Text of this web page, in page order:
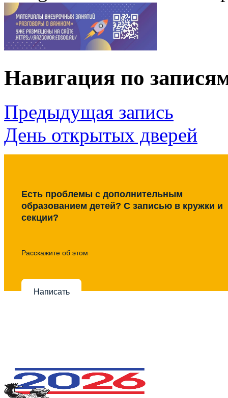
Навигация по
Предыдущая запись
День открытых дверей
Есть проблемы с дополнительным
образованием детей? С записью в кружки и
секции?
Расскажите об этом
Написать